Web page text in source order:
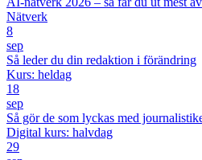
Nätverk
8
sep
Så leder du din redaktion i förändring
Kurs: heldag
18
sep
Så gör de som lyckas med
Digital kurs: halvdag
29